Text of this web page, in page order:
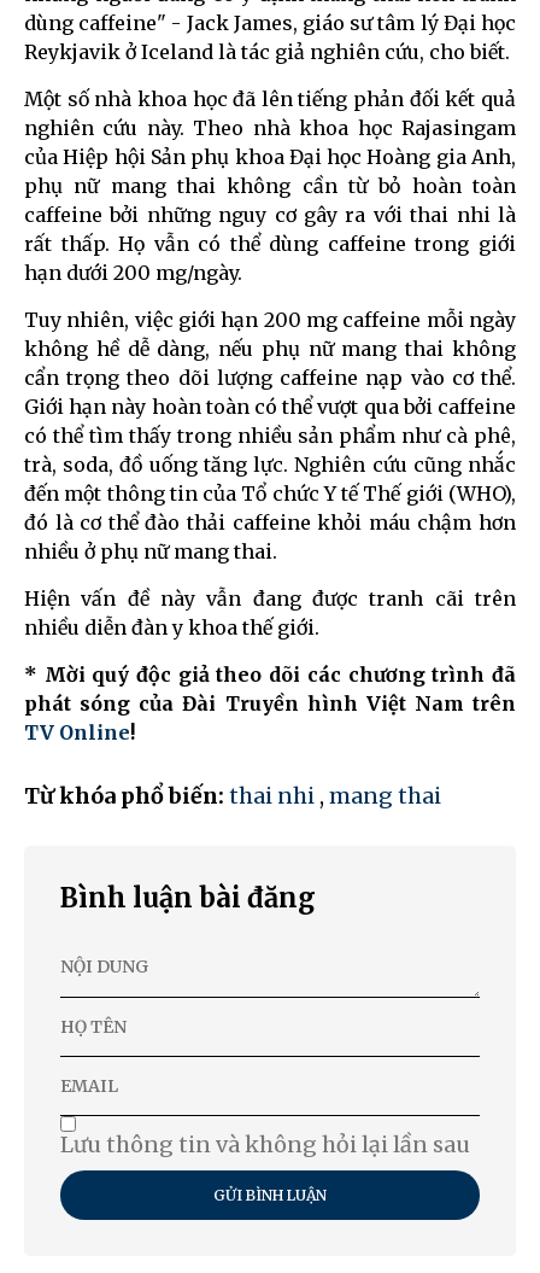
dùng caffeine" - Jack James, giáo sư tâm lý Đại học
Reykjavik ở Iceland là tác giả nghiên cứu, cho biết.
Một số nhà khoa học đã lên tiếng phản đối kết quả
nghiên cứu này. Theo nhà khoa học Rajasingam
của Hiệp hội Sản phụ khoa Đại học Hoàng gia Anh,
phụ nữ mang thai không cần từ bỏ hoàn toàn
caffeine bởi những nguy cơ gây ra với thai nhi là
rất thấp. Họ vẫn có thể dùng caffeine trong giới
hạn dưới 200 mg/ngày.
Tuy nhiên, việc giới hạn 200 mg caffeine mỗi ngày
không hề dễ dàng, nếu phụ nữ mang thai không
cẩn trọng theo dõi lượng caffeine nạp vào cơ thể.
Giới hạn này hoàn toàn có thể vượt qua bởi caffeine
có thể tìm thấy trong nhiều sản phẩm như cà phê,
trà, soda, đồ uống tăng lực. Nghiên cứu cũng nhắc
đến một thông tin của Tổ chức Y tế Thế giới (WHO),
đó là cơ thể đào thải caffeine khỏi máu chậm hơn
nhiều ở phụ nữ mang thai.
Hiện vấn đề này vẫn đang được tranh cãi trên
nhiều diễn đàn y khoa thế giới.
* Mời quý độc giả theo dõi các chương trình đã
phát sóng của Đài Truyền hình Việt Nam trên
TV Online!
Từ khóa phổ biến: thai nhi , mang thai
Bình luận bài đăng
Lưu thông tin và không hỏi lại lần sau
GỬI BÌNH LUẬN